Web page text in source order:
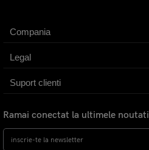
Compania
Legal
Suport clienti
Ramai conectat la ultimele noutati